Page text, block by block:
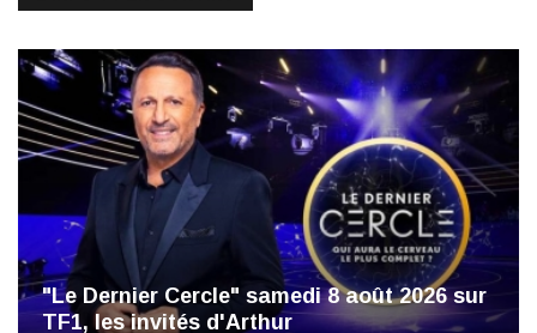
"Le Dernier Cercle" samedi 8 août 2026 sur
TF1, les invités d'Arthur